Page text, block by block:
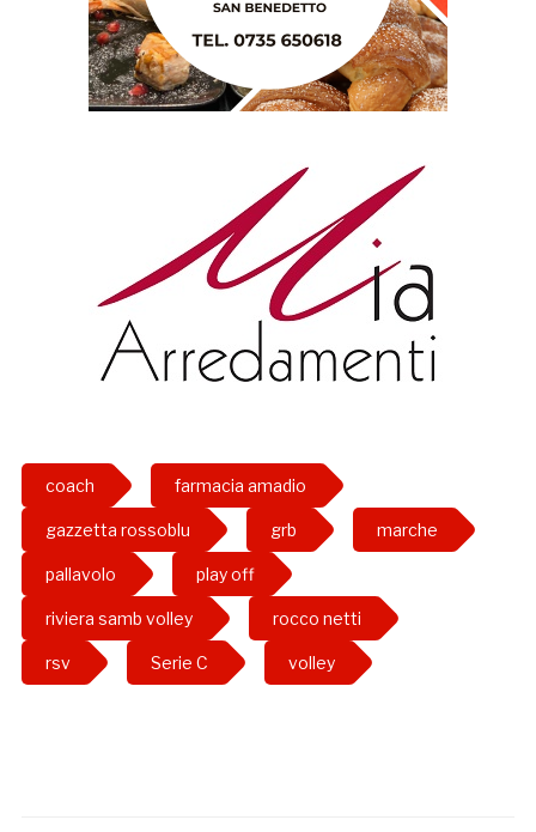
coach farmacia amadio
gazzetta rossoblu grb marche
pallavolo play off
riviera samb volley rocco netti
rsv Serie C volley